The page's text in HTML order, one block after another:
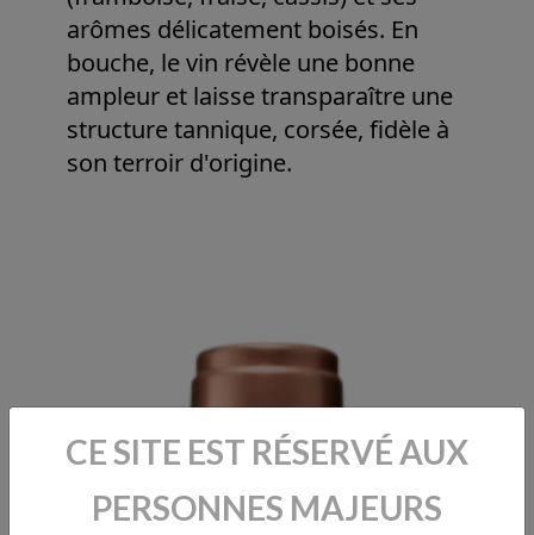
CE SITE EST RÉSERVÉ AUX
PERSONNES MAJEURS
arômes délicatement boisés. En
bouche, le vin révèle une bonne
ampleur et laisse transparaître une
structure tannique, corsée, fidèle à
son terroir d'origine.